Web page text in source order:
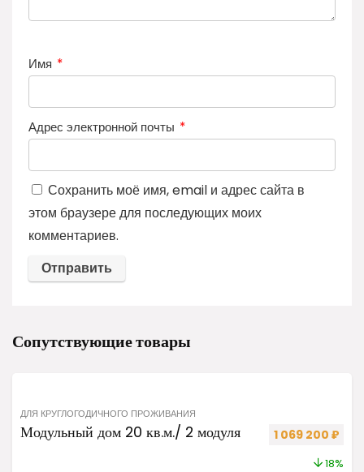
Имя *
Адрес электронной почты *
Сохранить моё имя, email и адрес сайта в
этом браузере для последующих моих
комментариев.
Сопутствующие товары
ДЛЯ КРУГЛОГОДИЧНОГО ПРОЖИВАНИЯ
Модульный дом 20 кв.м./ 2 модуля 1 069 200 ₽
18%